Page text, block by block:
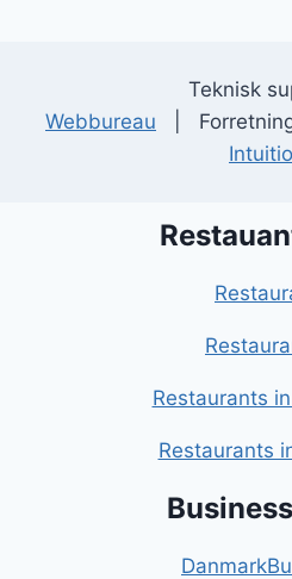
Teknisk
Webbureau |
Restaurants
Restaurants